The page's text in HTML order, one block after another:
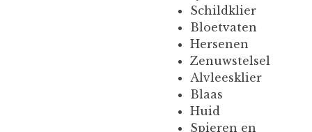
Schildklier
Bloetvaten
Hersenen
Zenuwstelsel
Alvleesklier
Blaas
Huid
Spieren en